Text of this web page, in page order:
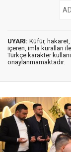
UYARI: Küfür,
içeren, imla kuralları ile
Türkçe karakter
onaylanmamaktadır.